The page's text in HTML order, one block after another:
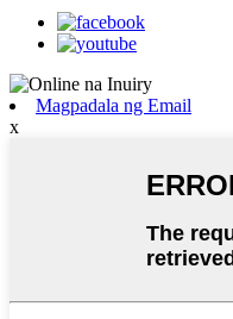
Magpadala ng Email
x